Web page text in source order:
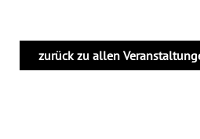
zurück zu allen